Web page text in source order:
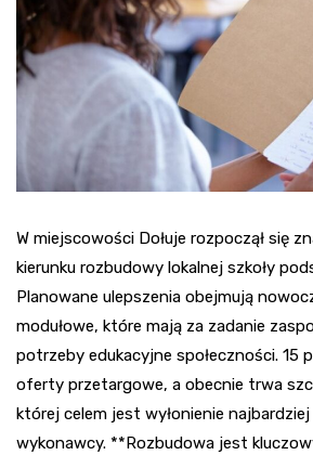
W miejscowości Dołuje rozpoczął się
kierunku rozbudowy lokalnej szkoły
Planowane ulepszenia obejmują
modułowe, które mają za zadanie
potrzeby edukacyjne społeczności. 15
oferty przetargowe, a obecnie trwa
której celem jest wyłonienie
wykonawcy. **Rozbudowa jest